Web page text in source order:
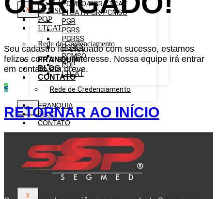
X
PCMSO
POP
LTCAT
Rede de Credenciamento
FRANQUIA
BLOG
CONTATO
X
PCMSO/PGR/LTCAT
LTCAT/PGR/PCMSO
PGR
PGRS
PGRSS
PGRCC
PCMSO
POP
LTCAT
Rede de Credenciamento
FRANQUIA
BLOG
CONTATO
X
Seu cadastro foi efetuado com sucesso, estamos
felizes com o seu interesse. Nossa equipe irá entrar
em contato em breve.
<
RETORNAR AO INÍCIO